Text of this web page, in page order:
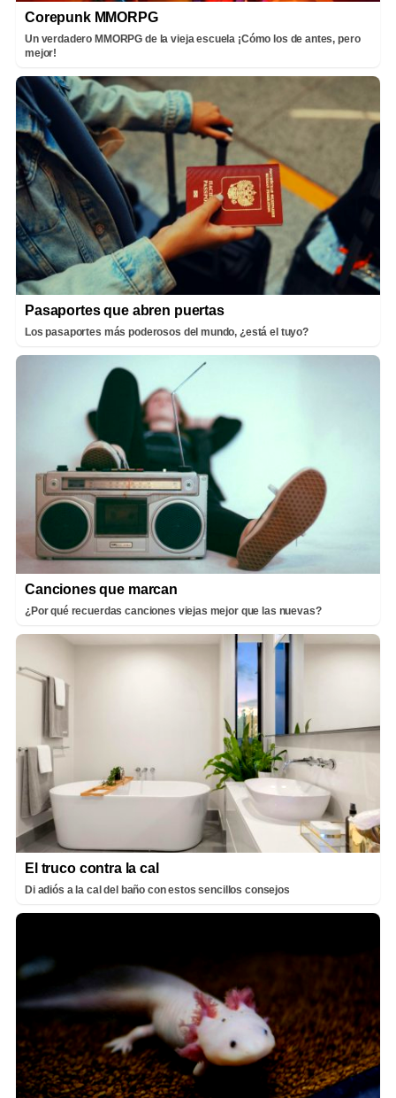
Corepunk MMORPG
Un verdadero MMORPG de la vieja escuela ¡Cómo los de antes, pero
mejor!
Pasaportes que abren puertas
Los pasaportes más poderosos del mundo, ¿está el tuyo?
Canciones que marcan
¿Por qué recuerdas canciones viejas mejor que las nuevas?
El truco contra la cal
Di adiós a la cal del baño con estos sencillos consejos